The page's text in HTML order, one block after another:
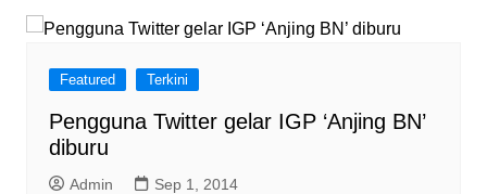
Featured Terkini
Pengguna Twitter gelar IGP ‘Anjing BN’
diburu
Admin Sep 1, 2014